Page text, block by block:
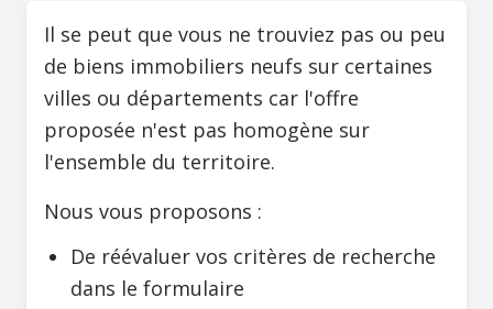
Il se peut que vous ne trouviez pas ou peu
de biens immobiliers neufs sur certaines
villes ou départements car l'offre
proposée n'est pas homogène sur
l'ensemble du territoire.
Nous vous proposons :
De réévaluer vos critères de recherche
dans le formulaire